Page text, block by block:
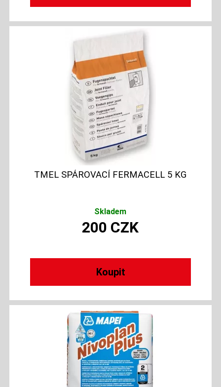
TMEL SPÁROVACÍ FERMACELL 5 KG
Skladem
200 CZK